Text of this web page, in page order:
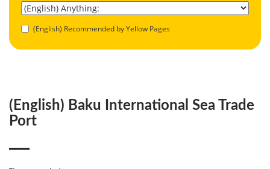
(English) Recommended by Yellow Pages
(English) Baku International Sea Trade
Port